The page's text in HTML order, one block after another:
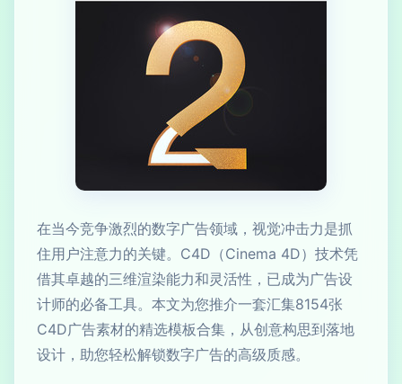
在当今竞争激烈的数字广告领域，视觉冲击力是抓
住用户注意力的关键。C4D（Cinema 4D）技术凭
借其卓越的三维渲染能力和灵活性，已成为广告设
计师的必备工具。本文为您推介一套汇集8154张
C4D广告素材的精选模板合集，从创意构思到落地
设计，助您轻松解锁数字广告的高级质感。